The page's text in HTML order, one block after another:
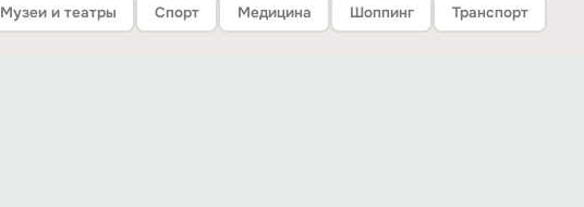
Музеи и театры Спорт Медицина Шоппинг Транспорт